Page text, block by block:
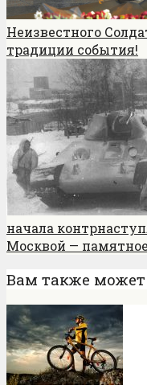
Неизвестного
традиции события!
начала
Москвой —
Вам также